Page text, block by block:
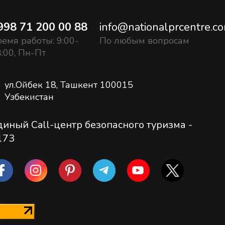
71 200 00 88
работы: 9:00-
Пн-Пт
По любым вопросам
ул.Ойбек 18, Ташкент 100015
Узбекистан
Call-центр безопасного туризма -